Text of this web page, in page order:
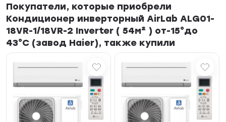
Покупатели, которые приобрели
Кондиционер инверторный AirLab ALG01-
18VR-1/18VR-2 Inverter ( 54м² ) от-15°до
43°С (завод Haier), также купили